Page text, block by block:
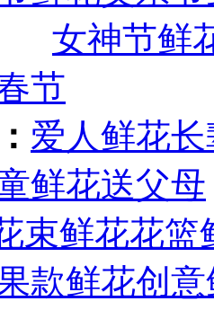
女神节鲜
节
爱人鲜花长
鲜花送父母
束鲜花花篮
款鲜花创